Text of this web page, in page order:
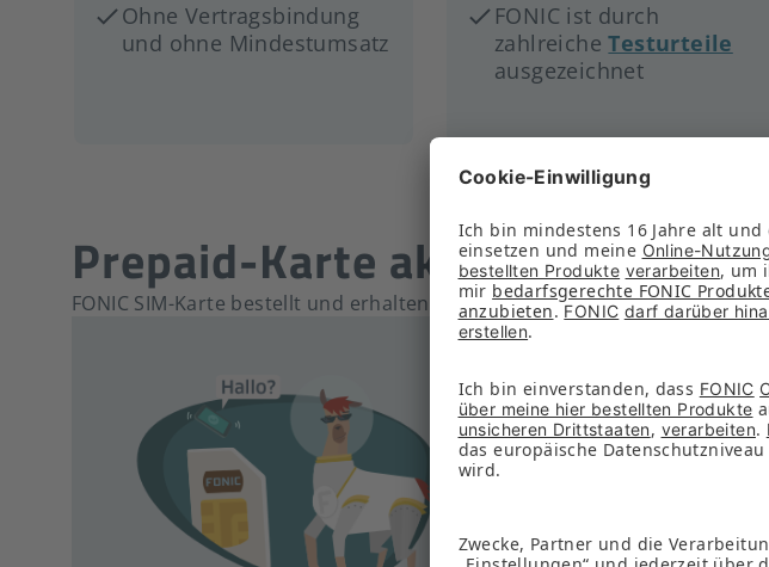
Ohne Vertragsbindung
und ohne Mindestumsatz
FONIC ist durch
zahlreicheTesturteile
ausgezeichnet
Prepaid-Karte aktivieren
FONIC SIM-Karte bestellt und erhalten? Jetzt musst du die Karte nur
Hinweis "SIM-Karte
Halte dazu den SIM-
Nach erfolgreicher
Lege anschließend deine
bereits vor Aktivierung